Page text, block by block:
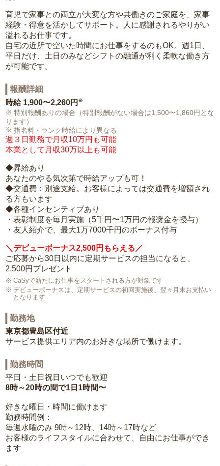
育児で家事との両立が大変な方や共働きのご家庭を、家事
経験・得意を活かしてサポート。人に感謝されるやりがい
溢れるお仕事です。
自宅の近所で空いた時間にお仕事をするのもOK。週1日、
平日だけ、土日のみなどシフトの融通が利く柔軟な働き方
が可能です。
報酬詳細
時給 1,900〜2,260円 ※
特別報酬ありの場合（特別報酬がない場合は1,500〜1,860円とな
ります）
指名料・ランク時給により異なる
週３日勤務で月収10万円も可能
本業として月収30万以上も可能
◆昇給あり
あなたのやる気次第で時給アップも可！
◆交通費：別途支給。お客様によっては交通費を増額され
る方もいます
◆各種インセンティブあり
・表彰制度を毎月実施（5千円〜1万円の報奨金を授与）
・友人紹介で、最大1万7000千円のボーナス付与
＼デビューボーナス2,500円もらえる／
ご応募から30日以内に定期サービスの担当になると、
2,500円プレゼント
CaSyで新たにお仕事をスタートされる方が対象です
デビューボーナスは、定期サービスの初回実施後、翌々月末お支払い
となります
勤務地
東京都豊島区付近
サービス提供エリア内のお好きな場所で働けます。
勤務時間
平日・土日祝日いつでも歓迎
8時～20時の間で1日1時間〜
好きな曜日・時間に働けます
勤務時間例：
毎週水曜のみ 9時～12時、14時～17時など
お客様のライフスタイルに合わせて、自由にお仕事ができ
ます